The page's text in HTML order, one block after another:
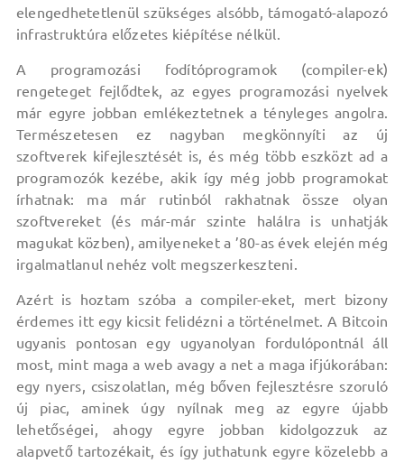
elengedhetetlenül szükséges alsóbb, támogató-alapozó
infrastruktúra előzetes kiépítése nélkül.
A programozási fodítóprogramok (compiler-ek)
rengeteget fejlődtek, az egyes programozási nyelvek
már egyre jobban emlékeztetnek a tényleges angolra.
Természetesen ez nagyban megkönnyíti az új
szoftverek kifejlesztését is, és még több eszközt ad a
programozók kezébe, akik így még jobb programokat
írhatnak: ma már rutinból rakhatnak össze olyan
szoftvereket (és már-már szinte halálra is unhatják
magukat közben), amilyeneket a ’80-as évek elején még
irgalmatlanul nehéz volt megszerkeszteni.
Azért is hoztam szóba a compiler-eket, mert bizony
érdemes itt egy kicsit felidézni a történelmet. A Bitcoin
ugyanis pontosan egy ugyanolyan fordulópontnál áll
most, mint maga a web avagy a net a maga ifjúkorában:
egy nyers, csiszolatlan, még bőven fejlesztésre szoruló
új piac, aminek úgy nyílnak meg az egyre újabb
lehetőségei, ahogy egyre jobban kidolgozzuk az
alapvető tartozékait, és így juthatunk egyre közelebb a